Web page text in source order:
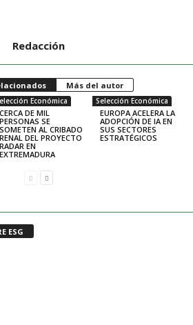
Redacción
Más del autor
Económica
CERCA DE MIL
PERSONAS SE
SOMETEN AL CRIBADO
RENAL DEL PROYECTO
RADAR EN
EXTREMADURA
Selección Económica
EUROPA ACELERA LA
ADOPCIÓN DE IA EN
SUS SECTORES
ESTRATÉGICOS
ESG